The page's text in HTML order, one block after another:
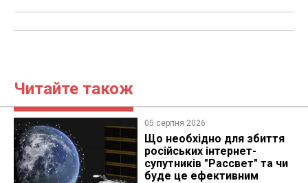
Читайте також
05 серпня 2026
Що необхідно для збиття
російських інтернет-
супутників "Рассвет" та чи
буде це ефективним